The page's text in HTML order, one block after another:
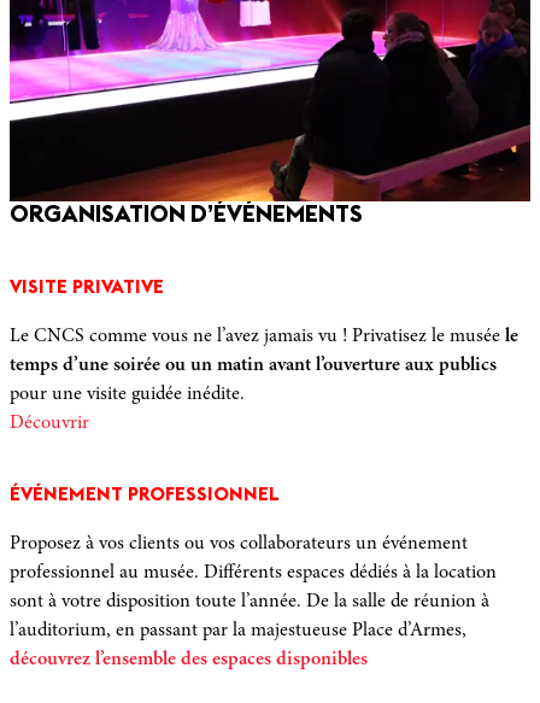
ORGANISATION D’ÉVÉNEMENTS
VISITE PRIVATIVE
Le CNCS comme vous ne l’avez jamais vu ! Privatisez le musée le
temps d’une soirée ou un matin avant l’ouverture aux publics
pour une visite guidée inédite.
Découvrir
ÉVÉNEMENT PROFESSIONNEL
Proposez à vos clients ou vos collaborateurs un événement
professionnel au musée. Différents espaces dédiés à la location
sont à votre disposition toute l’année. De la salle de réunion à
l’auditorium, en passant par la majestueuse Place d’Armes,
découvrez l’ensemble des espaces disponibles